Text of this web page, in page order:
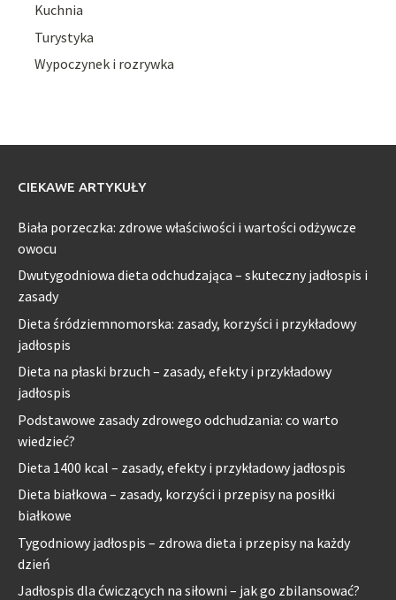
Kuchnia
Turystyka
Wypoczynek i rozrywka
CIEKAWE ARTYKUŁY
Biała porzeczka: zdrowe właściwości i wartości odżywcze
owocu
Dwutygodniowa dieta odchudzająca – skuteczny jadłospis i
zasady
Dieta śródziemnomorska: zasady, korzyści i przykładowy
jadłospis
Dieta na płaski brzuch – zasady, efekty i przykładowy
jadłospis
Podstawowe zasady zdrowego odchudzania: co warto
wiedzieć?
Dieta 1400 kcal – zasady, efekty i przykładowy jadłospis
Dieta białkowa – zasady, korzyści i przepisy na posiłki
białkowe
Tygodniowy jadłospis – zdrowa dieta i przepisy na każdy
dzień
Jadłospis dla ćwiczących na siłowni – jak go zbilansować?